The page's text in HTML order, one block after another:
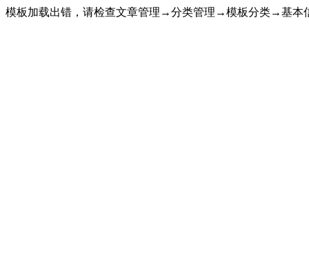
模板加载出错，请检查文章管理→分类管理→模板分类→基本